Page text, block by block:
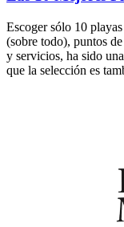
Escoger sólo 10
(sobre todo), puntos
y servicios, ha sido
que la selección es